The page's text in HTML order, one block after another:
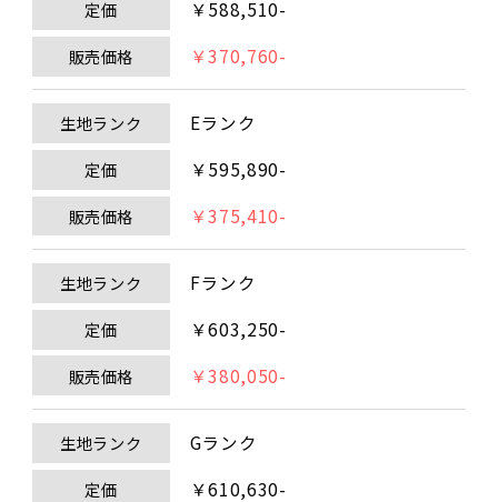
定価 ￥588,510-
販売価格 ￥370,760-
生地ランク Eランク
定価 ￥595,890-
販売価格 ￥375,410-
生地ランク Fランク
定価 ￥603,250-
販売価格 ￥380,050-
生地ランク Gランク
定価 ￥610,630-